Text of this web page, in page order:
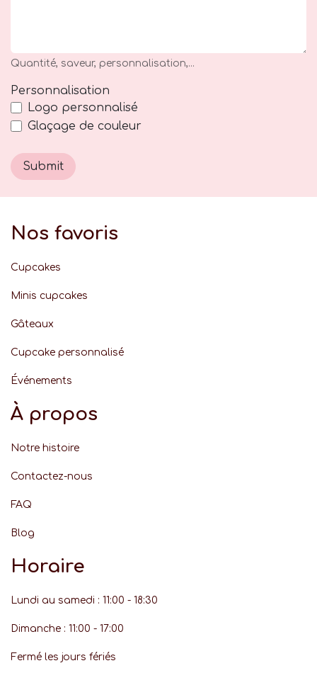
Quantité, saveur, personnalisation,...
Personnalisation
Logo personnalisé
Glaçage de couleur
Submit
Nos favoris
Cupcakes
Minis cupcakes
Gâteaux
Cupcake personnalisé
Événements
À propos
Notre histoire
Contactez-nous
FAQ
Blog
Horaire
Lundi au samedi : 11:00 - 18:30
Dimanche : 11:00 - 17:00
Fermé les jours fériés